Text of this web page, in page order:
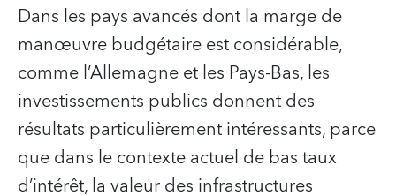
Dans les pays avancés dont la marge de
manœuvre budgétaire est considérable,
comme l’Allemagne et les Pays-Bas, les
investissements publics donnent des
résultats particulièrement intéressants, parce
que dans le contexte actuel de bas taux
d’intérêt, la valeur des infrastructures